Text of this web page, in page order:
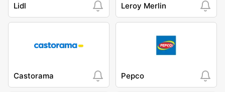
Lidl Leroy Merlin
Castorama Pepco